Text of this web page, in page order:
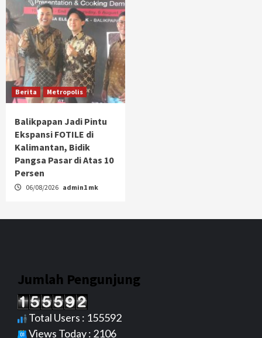
Berita Metropolis
Balikpapan Jadi Pintu
Ekspansi FOTILE di
Kalimantan, Bidik
Pangsa Pasar di Atas 10
Persen
06/08/2026 admin1 mk
Jumlah Pengunjung
Total Users : 155592
Views Today : 2106